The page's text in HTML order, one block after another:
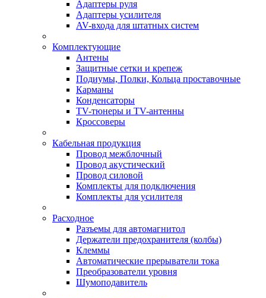
Адаптеры руля
Адаптеры усилителя
AV-входа для штатных систем
Комплектующие
Антены
Защитные сетки и крепеж
Подиумы, Полки, Кольца проставочные
Карманы
Конденсаторы
TV-тюнеры и TV-антенны
Кроссоверы
Кабельная продукция
Провод межблочный
Провод акустический
Провод силовой
Комплекты для подключения
Комплекты для усилителя
Расходное
Разъемы для автомагнитол
Держатели предохранителя (колбы)
Клеммы
Автоматические прерыватели тока
Преобразователи уровня
Шумоподавитель